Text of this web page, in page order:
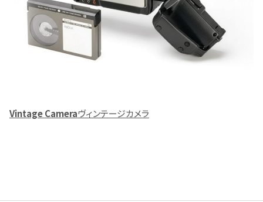
Vintage Cameraヴィンテージカメラ